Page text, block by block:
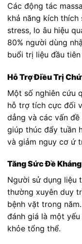
Các động tác
khả năng kích thích
stress, lo âu hiệu
80% người dùng
buổi trị liệu đầu
Hỗ Trợ Điều Trị
Một số nghiên cứu
hỗ trợ tích cực đối
dẳng và các vấn
giúp thúc đẩy tuần
và giảm nguy cơ ứ
Tăng Sức Đề
Người sử dụng liệu
thường xuyên duy
bệnh vặt trong
đánh giá là một
khỏe tổng thể.